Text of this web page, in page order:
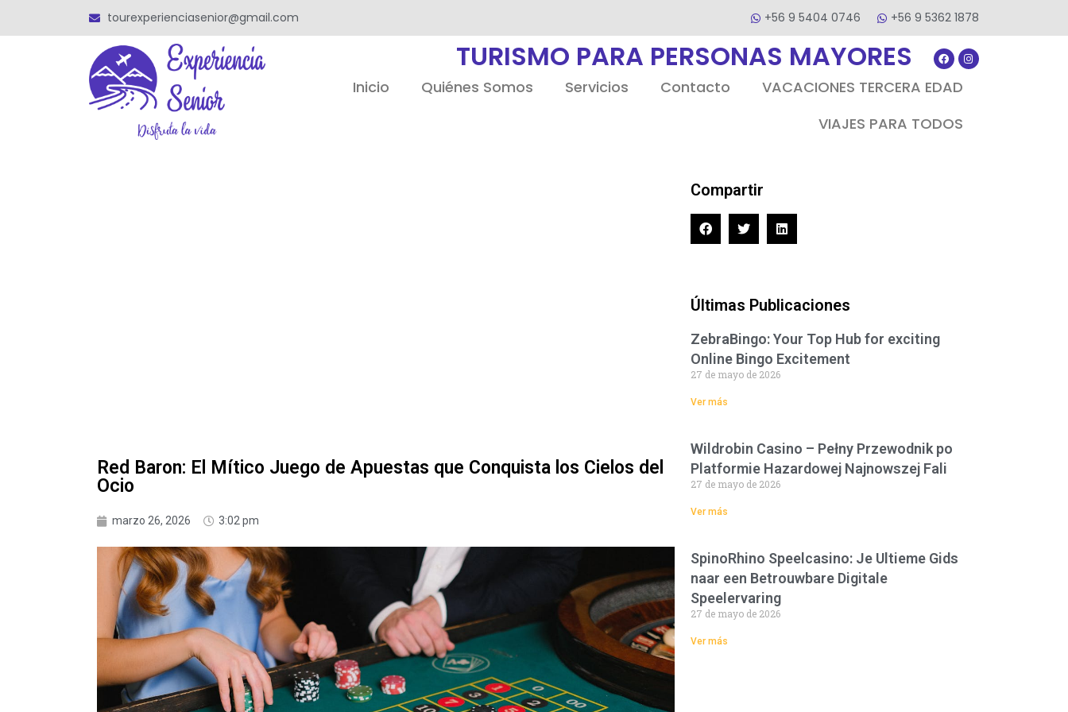
tourexperienciasenior@gmail.com +56 9 5404 0746 +56 9 5362 1878
TURISMO PARA PERSONAS MAYORES
Inicio Quiénes Somos Servicios Contacto
VACACIONES TERCERA EDAD
VIAJES PARA TODOS
Red Baron: El Mítico Juego de Apuestas que Conquista los Cielos del
Ocio
marzo 26, 2026 3:02 pm
Compartir
Últimas Publicaciones
ZebraBingo: Your Top Hub for exciting
Online Bingo Excitement
27 de mayo de 2026
Ver más
Wildrobin Casino – Pełny Przewodnik po
Platformie Hazardowej Najnowszej Fali
27 de mayo de 2026
Ver más
SpinoRhino Speelcasino: Je Ultieme Gids
naar een Betrouwbare Digitale
Speelervaring
27 de mayo de 2026
Ver más